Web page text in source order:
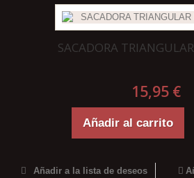
SACADORA
15,95 €
Añadir al carrito
Añadir a la lista de deseos